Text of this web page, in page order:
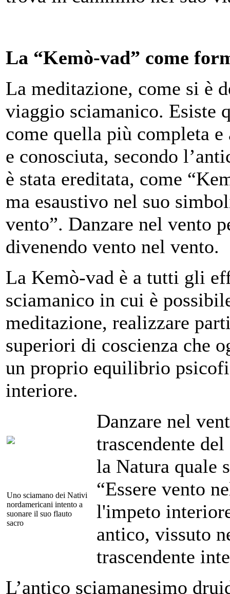
La “Kemò-vad” come
La meditazione, come si è
viaggio sciamanico. Esiste
come quella più completa
e conosciuta, secondo
è stata ereditata, come
ma esaustivo nel suo
vento”. Danzare nel vento
divenendo vento nel vento.
La Kemò-vad è a tutti gli
sciamanico in cui è
meditazione, realizzare
superiori di coscienza che
un proprio equilibrio
interiore.
Uno sciamano dei Nativi
nordamericani intento a
suonare il suo flauto
sacro
Danzare nel
trascendente
la Natura quale
“Essere vento
l'impeto
antico, vissuto
trascendente
L’antico sciamanesimo